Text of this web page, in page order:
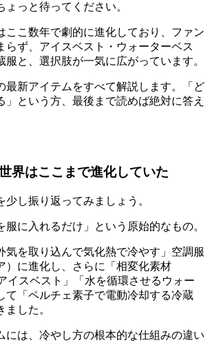
ょっと待ってください。
ここ数年で劇的に進化しており、ファン
らず、アイスベスト・ウォーターベス
服と、選択肢が一気に広がっています。
最新アイテムをすべて解説します。「ど
」という方、最後まで読めば絶対に答え
界はここまで進化していた
し振り返ってみましょう。
服に入れるだけ」という原始的なもの。
気を取り込んで気化熱で冷やす」空調服
）に進化し、さらに「相変化素材
イスベスト」「水を循環させるウォー
て「ペルチェ素子で電動冷却する冷蔵
した。
には、冷やし方の根本的な仕組みの違い